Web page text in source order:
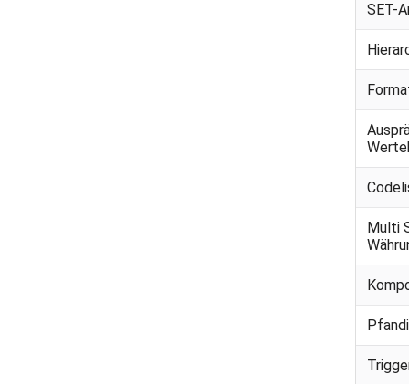
SET-
Multi